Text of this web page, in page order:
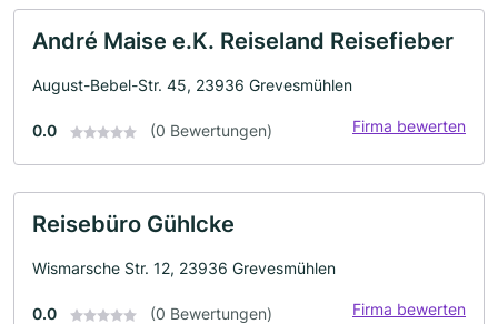
André Maise e.K. Reiseland Reisefieber
August-Bebel-Str. 45, 23936 Grevesmühlen
0.0 (0 Bewertungen) Firma bewerten
Reisebüro Gühlcke
Wismarsche Str. 12, 23936 Grevesmühlen
0.0 (0 Bewertungen) Firma bewerten